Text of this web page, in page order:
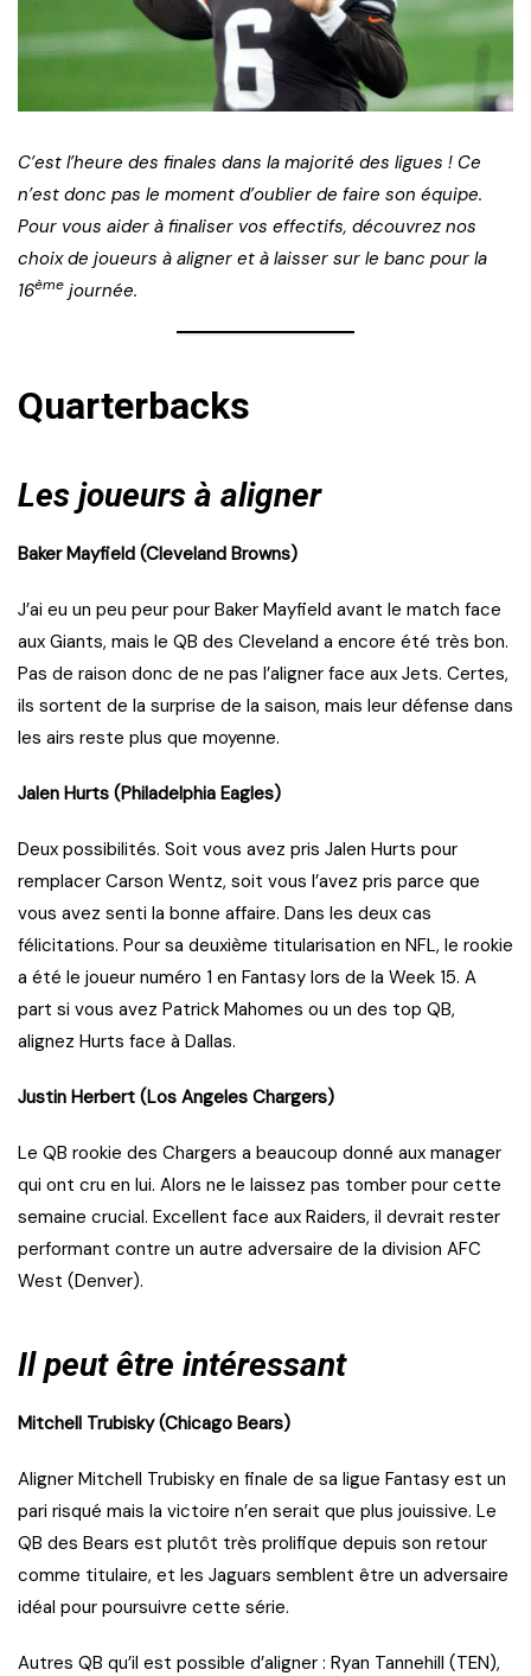
C’est l’heure des finales dans la majorité des ligues ! Ce
n’est donc pas le moment d’oublier de faire son équipe.
Pour vous aider à finaliser vos effectifs, découvrez nos
choix de joueurs à aligner et à laisser sur le banc pour la
16ème journée.
Quarterbacks
Les joueurs à aligner
Baker Mayfield (Cleveland Browns)
J’ai eu un peu peur pour Baker Mayfield avant le match face
aux Giants, mais le QB des Cleveland a encore été très bon.
Pas de raison donc de ne pas l’aligner face aux Jets. Certes,
ils sortent de la surprise de la saison, mais leur défense dans
les airs reste plus que moyenne.
Jalen Hurts (Philadelphia Eagles)
Deux possibilités. Soit vous avez pris Jalen Hurts pour
remplacer Carson Wentz, soit vous l’avez pris parce que
vous avez senti la bonne affaire. Dans les deux cas
félicitations. Pour sa deuxième titularisation en NFL, le rookie
a été le joueur numéro 1 en Fantasy lors de la Week 15. A
part si vous avez Patrick Mahomes ou un des top QB,
alignez Hurts face à Dallas.
Justin Herbert (Los Angeles Chargers)
Le QB rookie des Chargers a beaucoup donné aux manager
qui ont cru en lui. Alors ne le laissez pas tomber pour cette
semaine crucial. Excellent face aux Raiders, il devrait rester
performant contre un autre adversaire de la division AFC
West (Denver).
Il peut être intéressant
Mitchell Trubisky (Chicago Bears)
Aligner Mitchell Trubisky en finale de sa ligue Fantasy est un
pari risqué mais la victoire n’en serait que plus jouissive. Le
QB des Bears est plutôt très prolifique depuis son retour
comme titulaire, et les Jaguars semblent être un adversaire
idéal pour poursuivre cette série.
Autres QB qu’il est possible d’aligner : Ryan Tannehill (TEN),